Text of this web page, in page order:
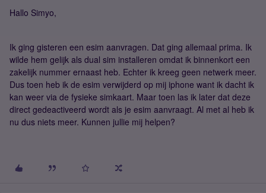
Hallo Simyo,
Ik ging gisteren een esim aanvragen. Dat ging allemaal prima. Ik
wilde hem gelijk als dual sim installeren omdat ik binnenkort een
zakelijk nummer ernaast heb. Echter ik kreeg geen netwerk meer.
Dus toen heb ik de esim verwijderd op mij iphone want ik dacht ik
kan weer via de fysieke simkaart. Maar toen las ik later dat deze
direct gedeactiveerd wordt als je esim aanvraagt. Al met al heb ik
nu dus niets meer. Kunnen jullie mij helpen?